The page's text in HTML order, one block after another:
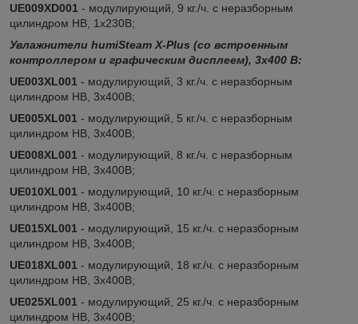
UE009XD001 - модулирующий, 9 кг./ч. c неразборным
цилиндром HB, 1х230В;
Увлажнители humiSteam X-Plus (со встроенным
контроллером и графическим дисплеем), 3x400 В:
UE003XL001 - модулирующий, 3 кг./ч. c неразборным
цилиндром HB, 3х400В;
UE005XL001 - модулирующий, 5 кг./ч. c неразборным
цилиндром HB, 3х400В;
UE008XL001 - модулирующий, 8 кг./ч. c неразборным
цилиндром HB, 3х400В;
UE010XL001 - модулирующий, 10 кг./ч. c неразборным
цилиндром HB, 3х400В;
UE015XL001 - модулирующий, 15 кг./ч. c неразборным
цилиндром HB, 3х400В;
UE018XL001 - модулирующий, 18 кг./ч. c неразборным
цилиндром HB, 3х400В;
UE025XL001 - модулирующий, 25 кг./ч. c неразборным
цилиндром HB, 3х400В;